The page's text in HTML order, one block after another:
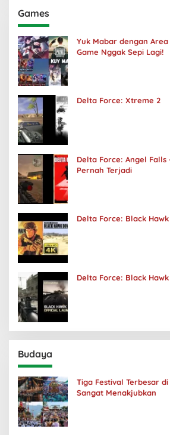
Games
Yuk Mabar dengan Area
Game Nggak Sepi Lagi!
Delta Force: Xtreme 2
Delta Force: Angel Falls
Pernah Terjadi
Delta Force: Black
Delta Force: Black
Budaya
Tiga Festival Terbesar
Sangat Menakjubkan